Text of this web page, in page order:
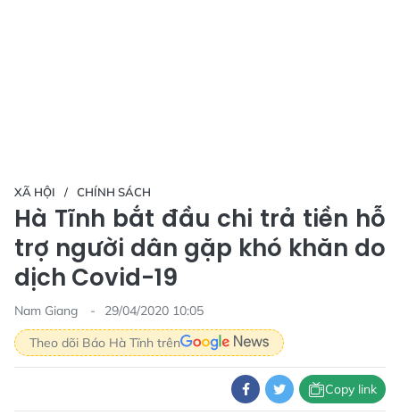
XÃ HỘI CHÍNH SÁCH
Hà Tĩnh bắt đầu chi trả tiền hỗ
trợ người dân gặp khó khăn do
dịch Covid-19
Nam Giang
29/04/2020 10:05
Theo dõi Báo Hà Tĩnh trên
Copy link